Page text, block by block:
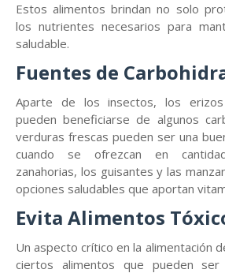
Estos alimentos brindan no solo
los nutrientes necesarios para
saludable.
Fuentes de
Aparte de los insectos, los
pueden beneficiarse de algunos
verduras frescas pueden ser una
cuando se ofrezcan en
zanahorias, los guisantes y las
opciones saludables que aportan
Evita Alimentos
Un aspecto crítico en la alimentación
ciertos alimentos que pueden